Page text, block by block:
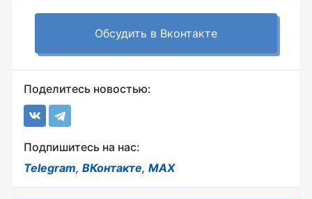
Обсудить в Вконтакте
Поделитесь новостью:
Подпишитесь на нас:
Telegram, ВКонтакте, MAX